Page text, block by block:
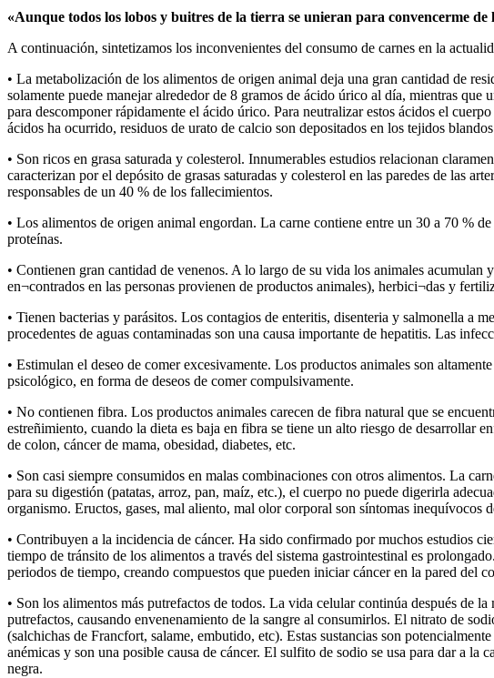
«Aunque todos los lobos y buitres de la tierra se unieran para convencerme
A continuación, sintetizamos los inconvenientes del consumo de carnes en la
• La metabolización de los alimentos de origen animal deja una gran cantidad de
solamente puede manejar alrededor de 8 gramos de ácido úrico al día, mientras
para descomponer rápidamente el ácido úrico. Para neutralizar estos ácidos el
ácidos ha ocurrido, residuos de urato de calcio son depositados en los tejidos
• Son ricos en grasa saturada y colesterol. Innumerables estudios relacionan
caracterizan por el depósito de grasas saturadas y colesterol en las paredes de las
responsables de un 40 % de los fallecimientos.
• Los alimentos de origen animal engordan. La carne contiene entre un 30 a 70 %
proteínas.
• Contienen gran cantidad de venenos. A lo largo de su vida los animales
en¬contrados en las personas provienen de productos animales), herbici¬das y
• Tienen bacterias y parásitos. Los contagios de enteritis, disenteria y salmonella a
procedentes de aguas contaminadas son una causa importante de hepatitis. Las
• Estimulan el deseo de comer excesivamente. Los productos animales son
psicológico, en forma de deseos de comer compulsivamente.
• No contienen fibra. Los productos animales carecen de fibra natural que se
estreñimiento, cuando la dieta es baja en fibra se tiene un alto riesgo de desarrollar
de colon, cáncer de mama, obesidad, diabetes, etc.
• Son casi siempre consumidos en malas combinaciones con otros alimentos. La
para su digestión (patatas, arroz, pan, maíz, etc.), el cuerpo no puede digerirla
organismo. Eructos, gases, mal aliento, mal olor corporal son síntomas inequívocos
• Contribuyen a la incidencia de cáncer. Ha sido confirmado por muchos estudios
tiempo de tránsito de los alimentos a través del sistema gastrointestinal es
periodos de tiempo, creando compuestos que pueden iniciar cáncer en la pared del
• Son los alimentos más putrefactos de todos. La vida celular continúa después de
putrefactos, causando envenenamiento de la sangre al consumirlos. El nitrato de
(salchichas de Francfort, salame, embutido, etc). Estas sustancias son
anémicas y son una posible causa de cáncer. El sulfito de sodio se usa para dar a
negra.